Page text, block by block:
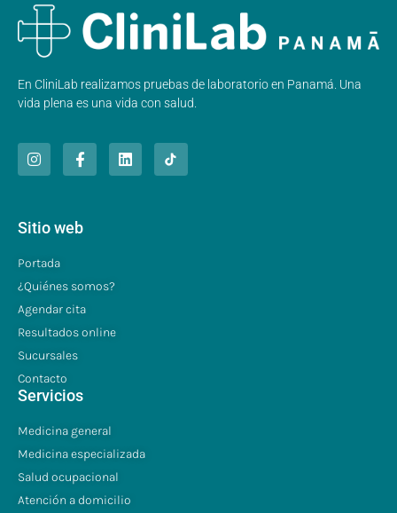
En CliniLab realizamos pruebas de laboratorio en Panamá. Una
vida plena es una vida con salud.
Sitio web
Portada
¿Quiénes somos?
Agendar cita
Resultados online
Sucursales
Contacto
Servicios
Medicina general
Medicina especializada
Salud ocupacional
Atención a domicilio